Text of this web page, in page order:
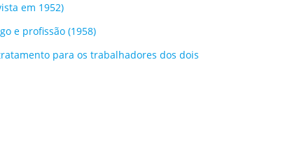
em 1952)
e profissão (1958)
para os trabalhadores dos dois